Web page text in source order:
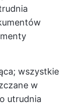
wszystkie
w
utrudnia